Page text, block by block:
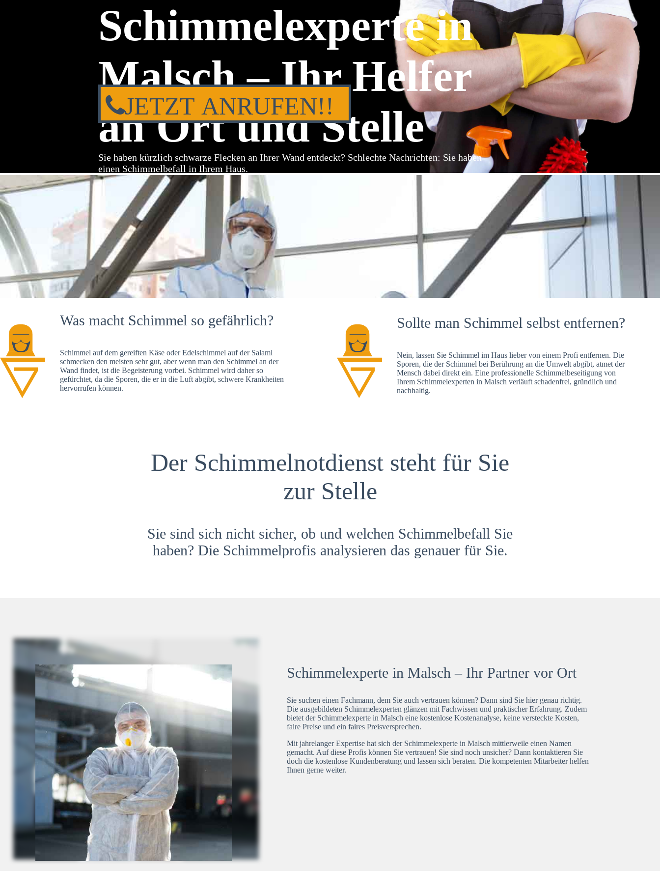
Schimmelexperte in
Malsch – Ihr Helfer
an Ort und Stelle
Sie haben kürzlich schwarze Flecken an Ihrer Wand entdeckt? Schlechte Nachrichten: Sie haben
einen Schimmelbefall in Ihrem Haus.
JETZT ANRUFEN!!
Was macht Schimmel so gefährlich?
Schimmel auf dem gereiften Käse oder Edelschimmel auf der Salami
schmecken den meisten sehr gut, aber wenn man den Schimmel an der
Wand findet, ist die Begeisterung vorbei. Schimmel wird daher so
gefürchtet, da die Sporen, die er in die Luft abgibt, schwere Krankheiten
hervorrufen können.
Sollte man Schimmel selbst entfernen?
Nein, lassen Sie Schimmel im Haus lieber von einem Profi entfernen. Die
Sporen, die der Schimmel bei Berührung an die Umwelt abgibt, atmet der
Mensch dabei direkt ein. Eine professionelle Schimmelbeseitigung von
Ihrem Schimmelexperten in Malsch verläuft schadenfrei, gründlich und
nachhaltig.
Der Schimmelnotdienst steht für Sie
zur Stelle
Sie sind sich nicht sicher, ob und welchen Schimmelbefall Sie
haben? Die Schimmelprofis analysieren das genauer für Sie.
Schimmelexperte in Malsch – Ihr Partner vor Ort
Sie suchen einen Fachmann, dem Sie auch vertrauen können? Dann sind Sie hier genau richtig.
Die ausgebildeten Schimmelexperten glänzen mit Fachwissen und praktischer Erfahrung. Zudem
bietet der Schimmelexperte in Malsch eine kostenlose Kostenanalyse, keine versteckte Kosten,
faire Preise und ein faires Preisversprechen.
Mit jahrelanger Expertise hat sich der Schimmelexperte in Malsch mittlerweile einen Namen
gemacht. Auf diese Profis können Sie vertrauen! Sie sind noch unsicher? Dann kontaktieren Sie
doch die kostenlose Kundenberatung und lassen sich beraten. Die kompetenten Mitarbeiter helfen
Ihnen gerne weiter.